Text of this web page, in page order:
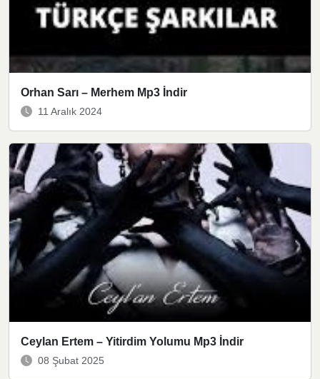
Orhan Sarı – Merhem Mp3 İndir
11 Aralık 2024
Ceylan Ertem – Yitirdim Yolumu Mp3 İndir
08 Şubat 2025